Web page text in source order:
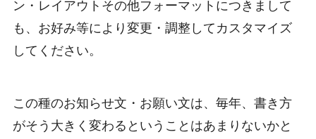
ン・レイアウトその他フォーマットにつきまして
も、お好み等により変更・調整してカスタマイズ
してください。
この種のお知らせ文・お願い文は、毎年、書き方
がそう大きく変わるということはあまりないかと